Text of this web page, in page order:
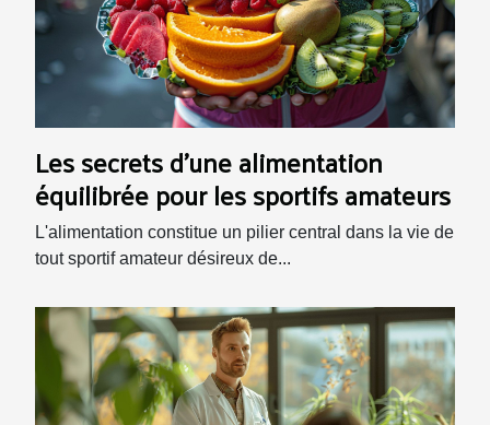
Les secrets d'une alimentation
équilibrée pour les sportifs amateurs
L'alimentation constitue un pilier central dans la vie de
tout sportif amateur désireux de...